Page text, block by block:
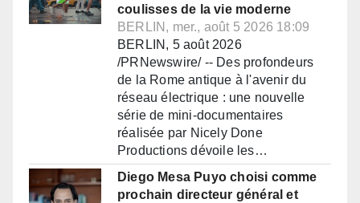
coulisses de la vie moderne
BERLIN, mer., août 5 2026 18:09
BERLIN, 5 août 2026
/PRNewswire/ -- Des profondeurs
de la Rome antique à l'avenir du
réseau électrique : une nouvelle
série de mini-documentaires
réalisée par Nicely Done
Productions dévoile les…
Diego Mesa Puyo choisi comme
prochain directeur général et